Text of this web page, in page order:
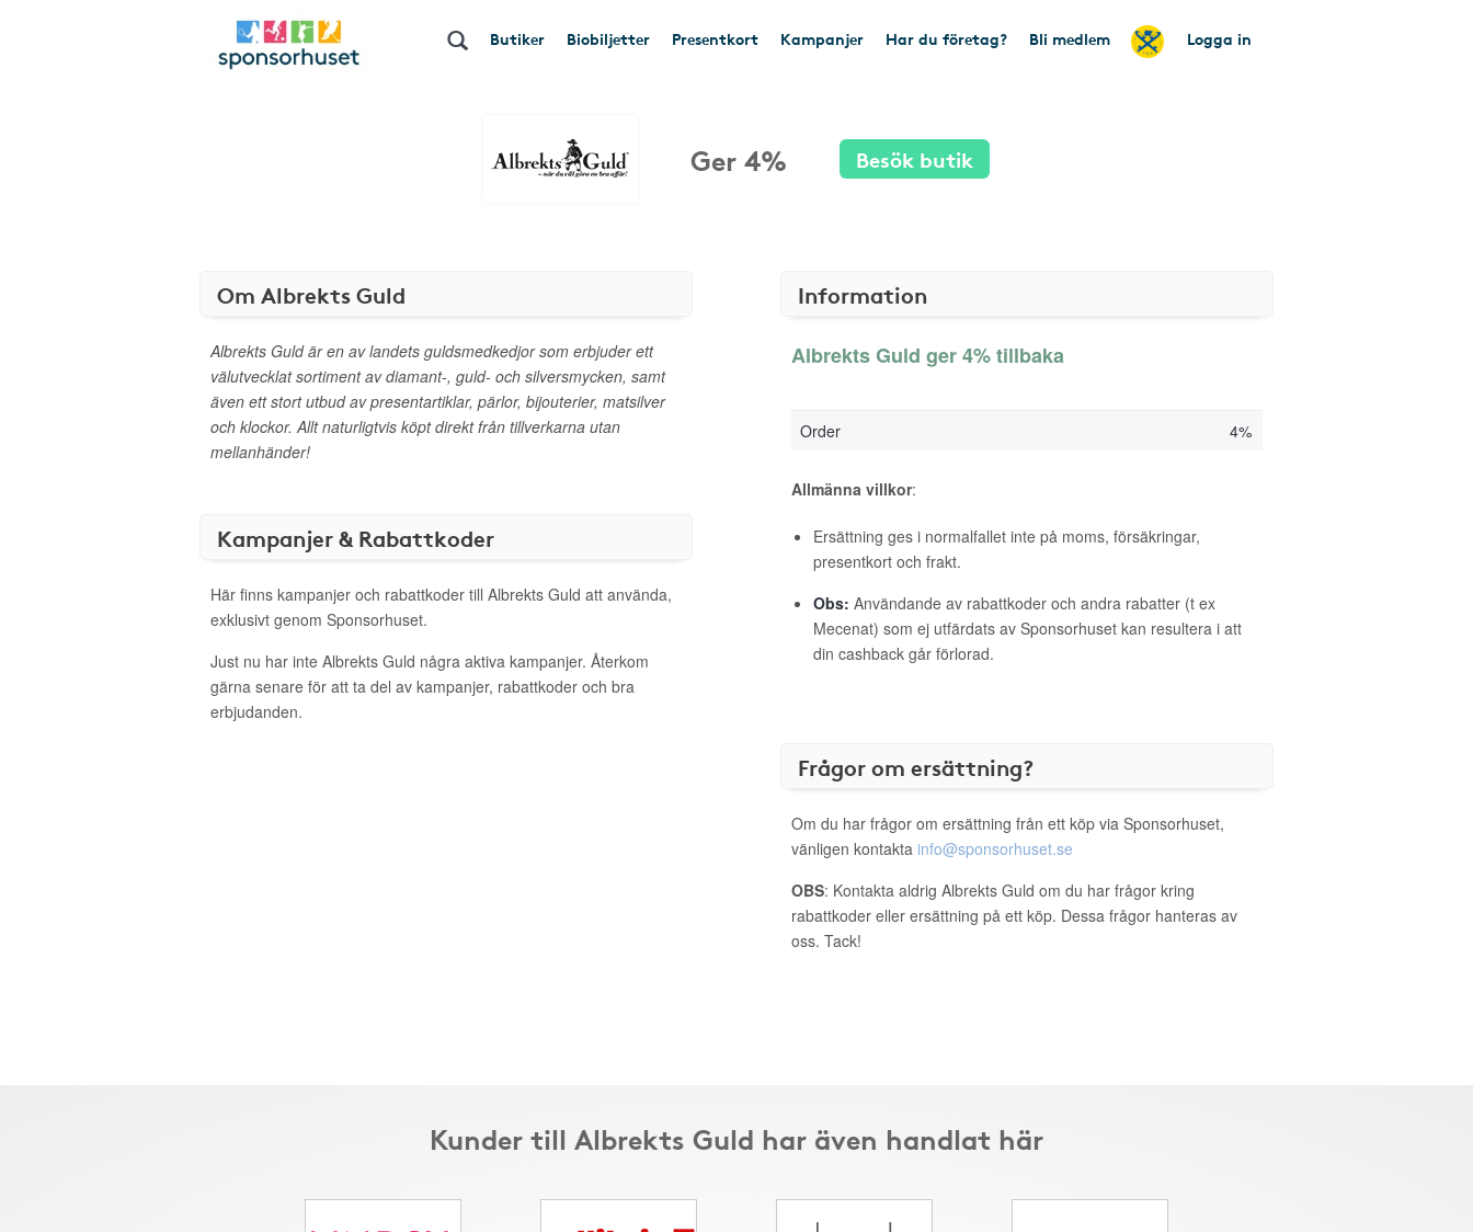
Butiker Biobiljetter Presentkort Kampanjer Har du företag? Bli medlem Logga in
Ger 4% Besök butik
Om Albrekts Guld
Albrekts Guld är en av landets guldsmedkedjor som erbjuder ett
välutvecklat sortiment av diamant-, guld- och silversmycken, samt
även ett stort utbud av presentartiklar, pärlor, bijouterier, matsilver
och klockor. Allt naturligtvis köpt direkt från tillverkarna utan
mellanhänder!
Kampanjer & Rabattkoder
Här finns kampanjer och rabattkoder till Albrekts Guld att använda,
exklusivt genom Sponsorhuset.
Just nu har inte Albrekts Guld några aktiva kampanjer. Återkom
gärna senare för att ta del av kampanjer, rabattkoder och bra
erbjudanden.
Information
Albrekts Guld ger 4% tillbaka
Order 4%
Allmänna villkor:
Ersättning ges i normalfallet inte på moms, försäkringar,
presentkort och frakt.
Obs: Användande av rabattkoder och andra rabatter (t ex
Mecenat) som ej utfärdats av Sponsorhuset kan resultera i att
din cashback går förlorad.
Frågor om ersättning?
Om du har frågor om ersättning från ett köp via Sponsorhuset,
vänligen kontakta info@sponsorhuset.se
OBS: Kontakta aldrig Albrekts Guld om du har frågor kring
rabattkoder eller ersättning på ett köp. Dessa frågor hanteras av
oss. Tack!
Kunder till Albrekts Guld har även handlat här